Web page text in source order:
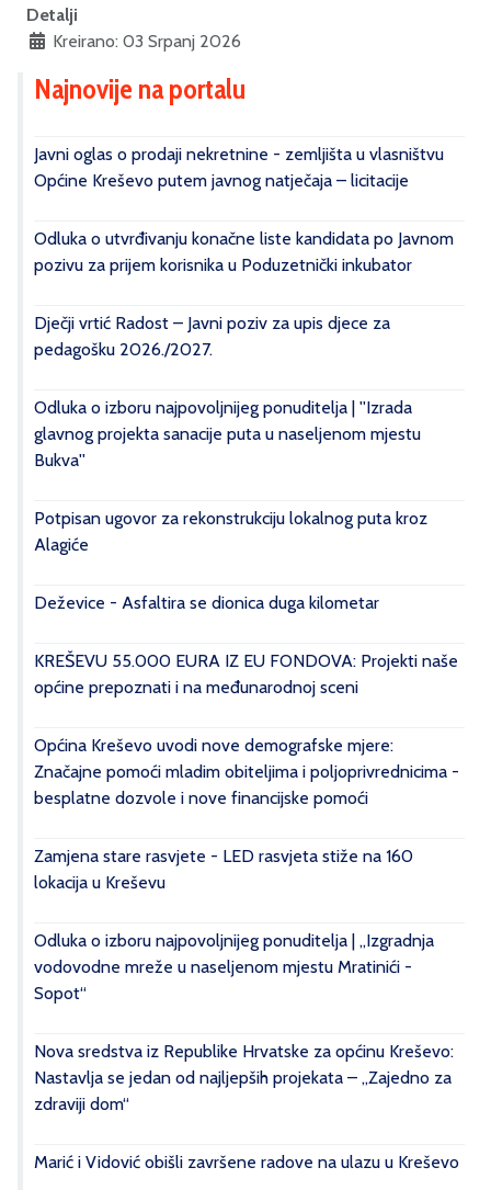
Detalji
Kreirano: 03 Srpanj 2026
Najnovije na portalu
Javni oglas o prodaji nekretnine - zemljišta u vlasništvu
Općine Kreševo putem javnog natječaja – licitacije
Odluka o utvrđivanju konačne liste kandidata po Javnom
pozivu za prijem korisnika u Poduzetnički inkubator
Dječji vrtić Radost – Javni poziv za upis djece za
pedagošku 2026./2027.
Odluka o izboru najpovoljnijeg ponuditelja | ''Izrada
glavnog projekta sanacije puta u naseljenom mjestu
Bukva''
Potpisan ugovor za rekonstrukciju lokalnog puta kroz
Alagiće
Deževice - Asfaltira se dionica duga kilometar
KREŠEVU 55.000 EURA IZ EU FONDOVA: Projekti naše
općine prepoznati i na međunarodnoj sceni
Općina Kreševo uvodi nove demografske mjere:
Značajne pomoći mladim obiteljima i poljoprivrednicima -
besplatne dozvole i nove financijske pomoći
Zamjena stare rasvjete - LED rasvjeta stiže na 160
lokacija u Kreševu
Odluka o izboru najpovoljnijeg ponuditelja | „Izgradnja
vodovodne mreže u naseljenom mjestu Mratinići -
Sopot“
Nova sredstva iz Republike Hrvatske za općinu Kreševo:
Nastavlja se jedan od najljepših projekata – „Zajedno za
zdraviji dom“
Marić i Vidović obišli završene radove na ulazu u Kreševo